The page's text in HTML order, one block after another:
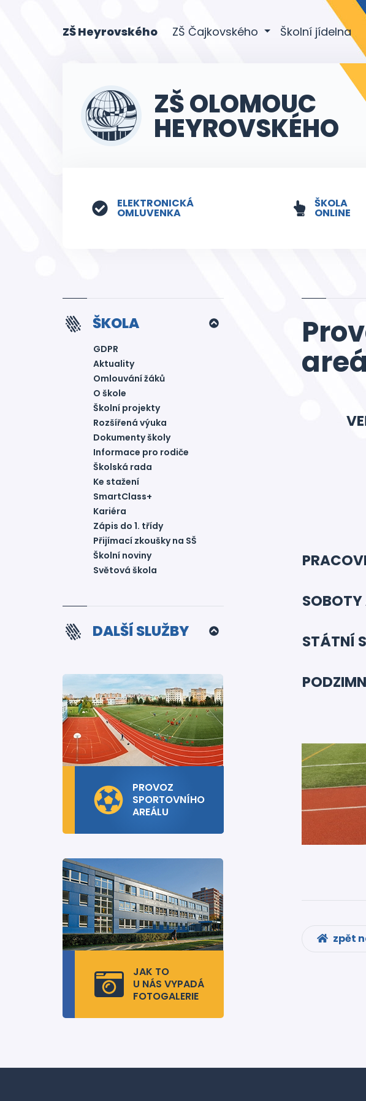
ZŠ Heyrovského(current)
ZŠ Čajkovského Školní jídelna
ZŠ OLOMOUC
HEYROVSKÉHO
ELEKTRONICKÁ
OMLUVENKA
ŠKOLA
ONLINE
ŠKOLA
GDPR
Aktuality
Omlouvání žáků
O škole
Školní projekty
Rozšířená výuka
Dokumenty školy
Informace pro rodiče
Školská rada
Ke stažení
SmartClass+
Kariéra
Zápis do 1. třídy
Přijímací zkoušky na SŠ
Školní noviny
Světová škola
DALŠÍ SLUŽBY
PROVOZ
SPORTOVNÍHO
AREÁLU
JAK TO
U NÁS VYPADÁ
FOTOGALERIE
SOBOTY
STÁTNÍ
zpět